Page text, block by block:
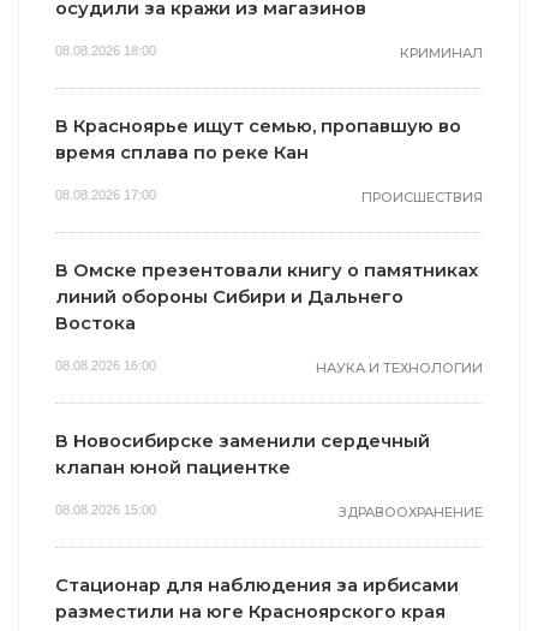
осудили за кражи из магазинов
08.08.2026 18:00 КРИМИНАЛ
В Красноярье ищут семью, пропавшую во
время сплава по реке Кан
08.08.2026 17:00 ПРОИСШЕСТВИЯ
В Омске презентовали книгу о памятниках
линий обороны Сибири и Дальнего
Востока
08.08.2026 16:00 НАУКА И ТЕХНОЛОГИИ
В Новосибирске заменили сердечный
клапан юной пациентке
08.08.2026 15:00 ЗДРАВООХРАНЕНИЕ
Стационар для наблюдения за ирбисами
разместили на юге Красноярского края